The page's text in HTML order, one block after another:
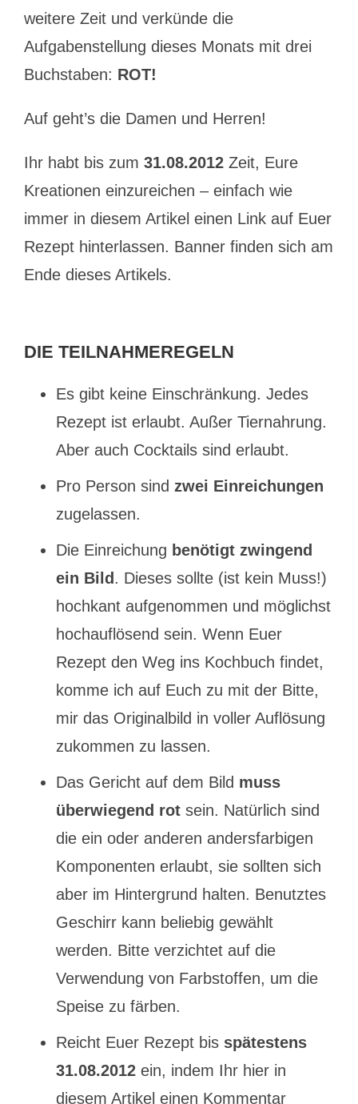
weitere Zeit und verkünde die
Aufgabenstellung dieses Monats mit drei
Buchstaben: ROT!
Auf geht’s die Damen und Herren!
Ihr habt bis zum 31.08.2012 Zeit, Eure
Kreationen einzureichen – einfach wie
immer in diesem Artikel einen Link auf Euer
Rezept hinterlassen. Banner finden sich am
Ende dieses Artikels.
DIE TEILNAHMEREGELN
Es gibt keine Einschränkung. Jedes
Rezept ist erlaubt. Außer Tiernahrung.
Aber auch Cocktails sind erlaubt.
Pro Person sind zwei Einreichungen
zugelassen.
Die Einreichung benötigt zwingend
ein Bild . Dieses sollte (ist kein Muss!)
hochkant aufgenommen und möglichst
hochauflösend sein. Wenn Euer
Rezept den Weg ins Kochbuch findet,
komme ich auf Euch zu mit der Bitte,
mir das Originalbild in voller Auflösung
zukommen zu lassen.
Das Gericht auf dem Bild muss
überwiegend rot sein. Natürlich sind
die ein oder anderen andersfarbigen
Komponenten erlaubt, sie sollten sich
aber im Hintergrund halten. Benutztes
Geschirr kann beliebig gewählt
werden. Bitte verzichtet auf die
Verwendung von Farbstoffen, um die
Speise zu färben.
Reicht Euer Rezept bis spätestens
31.08.2012 ein, indem Ihr hier in
diesem Artikel einen Kommentar